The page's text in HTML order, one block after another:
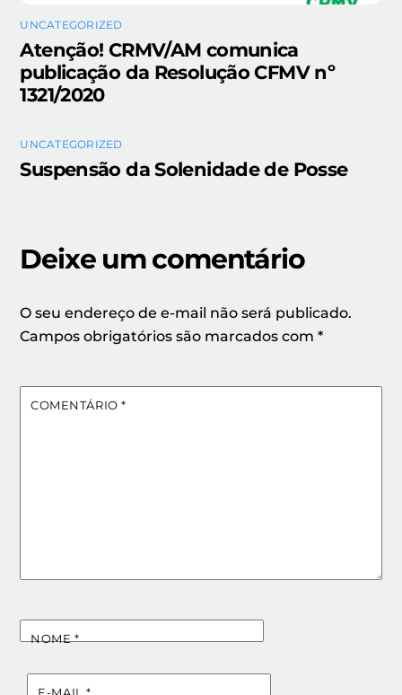
UNCATEGORIZED
Atenção! CRMV/AM comunica
publicação da Resolução CFMV nº
1321/2020
UNCATEGORIZED
Suspensão da Solenidade de Posse
Deixe um comentário
O seu endereço de e-mail não será publicado.
Campos obrigatórios são marcados com*
COMENTÁRIO*
NOME*